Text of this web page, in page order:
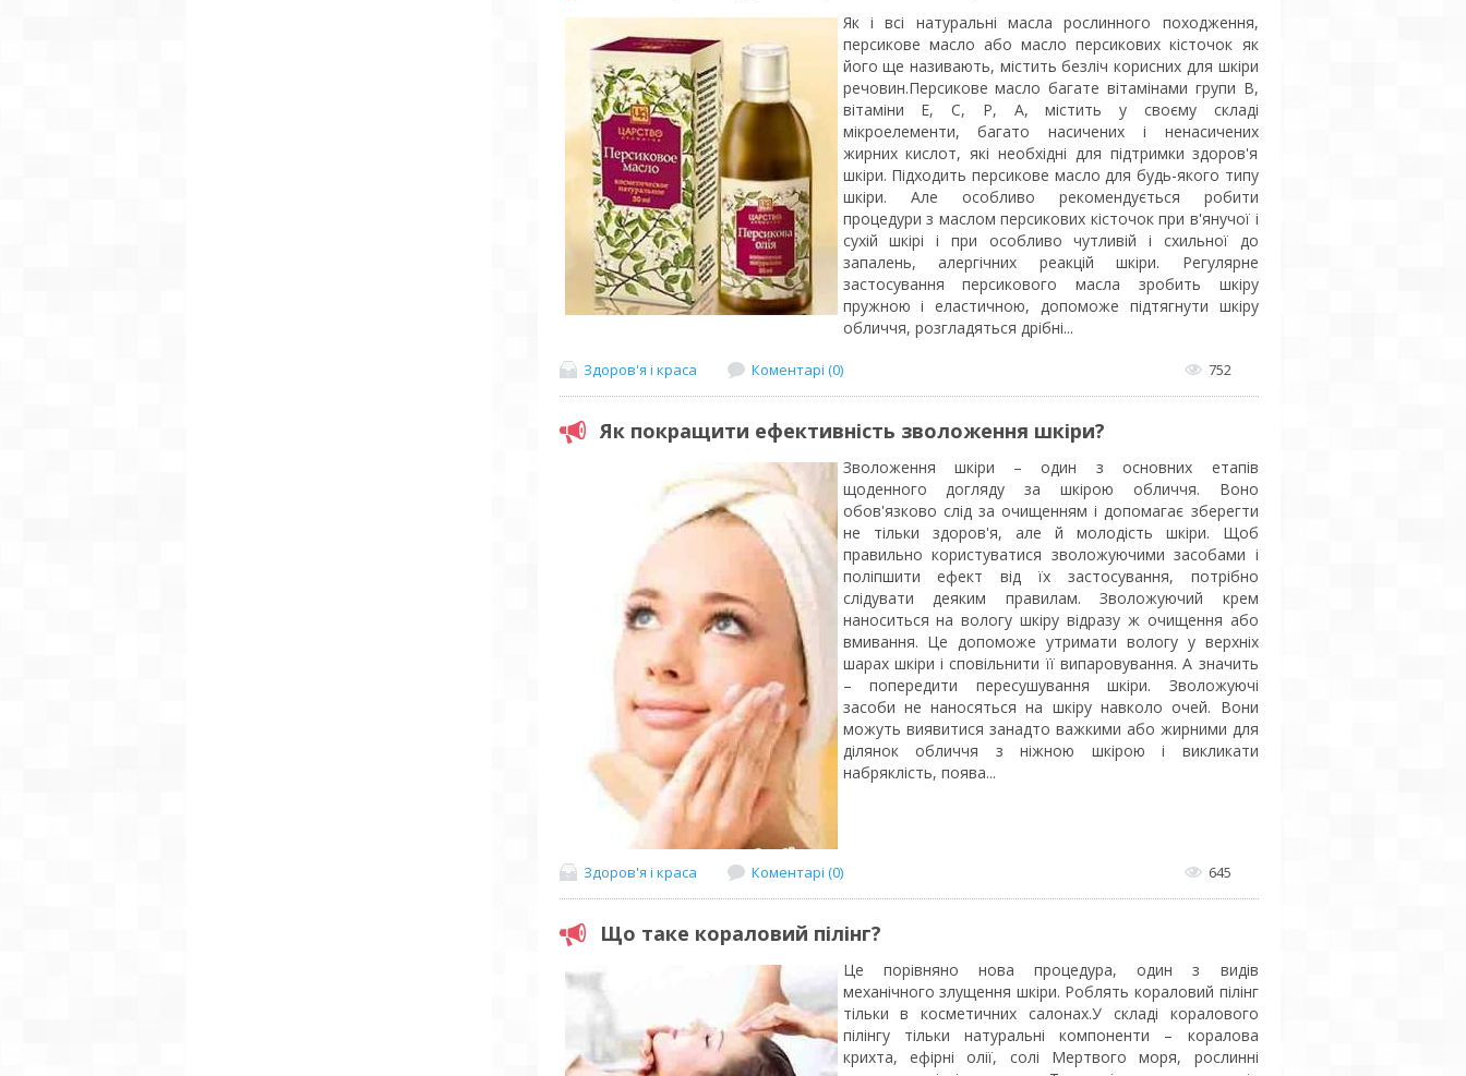
Як і всі натуральні масла рослинного походження,
персикове масло або масло персикових кісточок як
його ще називають, містить безліч корисних для шкіри
речовин.Персикове масло багате вітамінами групи В,
вітаміни Е, С, Р, А, містить у своєму складі
мікроелементи, багато насичених і ненасичених
жирних кислот, які необхідні для підтримки здоров'я
шкіри. Підходить персикове масло для будь-якого типу
шкіри. Але особливо рекомендується робити
процедури з маслом персикових кісточок при в'янучої і
сухій шкірі і при особливо чутливій і схильної до
запалень, алергічних реакцій шкіри. Регулярне
застосування персикового масла зробить шкіру
пружною і еластичною, допоможе підтягнути шкіру
обличчя, розгладяться дрібні...
752
Здоров'я і краса Коментарі (0)
Як покращити ефективність зволоження шкіри?
Зволоження шкіри – один з основних етапів
щоденного догляду за шкірою обличчя. Воно
обов'язково слід за очищенням і допомагає зберегти
не тільки здоров'я, але й молодість шкіри. Щоб
правильно користуватися зволожуючими засобами і
поліпшити ефект від їх застосування, потрібно
слідувати деяким правилам. Зволожуючий крем
наноситься на вологу шкіру відразу ж очищення або
вмивання. Це допоможе утримати вологу у верхніх
шарах шкіри і сповільнити її випаровування. А значить
– попередити пересушування шкіри. Зволожуючі
засоби не наносяться на шкіру навколо очей. Вони
можуть виявитися занадто важкими або жирними для
ділянок обличчя з ніжною шкірою і викликати
набряклість, поява...
645
Здоров'я і краса Коментарі (0)
Що таке кораловий пілінг?
Це порівняно нова процедура, один з видів
механічного злущення шкіри. Роблять кораловий пілінг
тільки в косметичних салонах.У складі коралового
пілінгу тільки натуральні компоненти – коралова
крихта, ефірні олії, солі Мертвого моря, рослинні